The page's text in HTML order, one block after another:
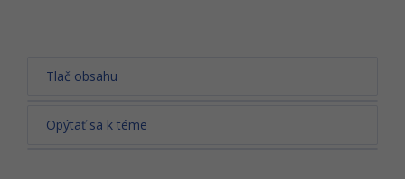
Tlač obsahu
Opýtať sa k téme